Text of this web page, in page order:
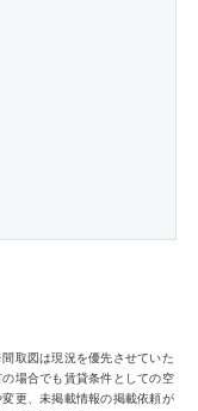
取図は現況を優先させていた
場合でも賃貸条件としての空
更、未掲載情報の掲載依頼が